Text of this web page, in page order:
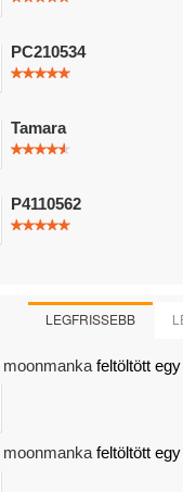
PC210534
Tamara
P4110562
LEGFRISSEBB
moonmanka feltöltött
moonmanka feltöltött